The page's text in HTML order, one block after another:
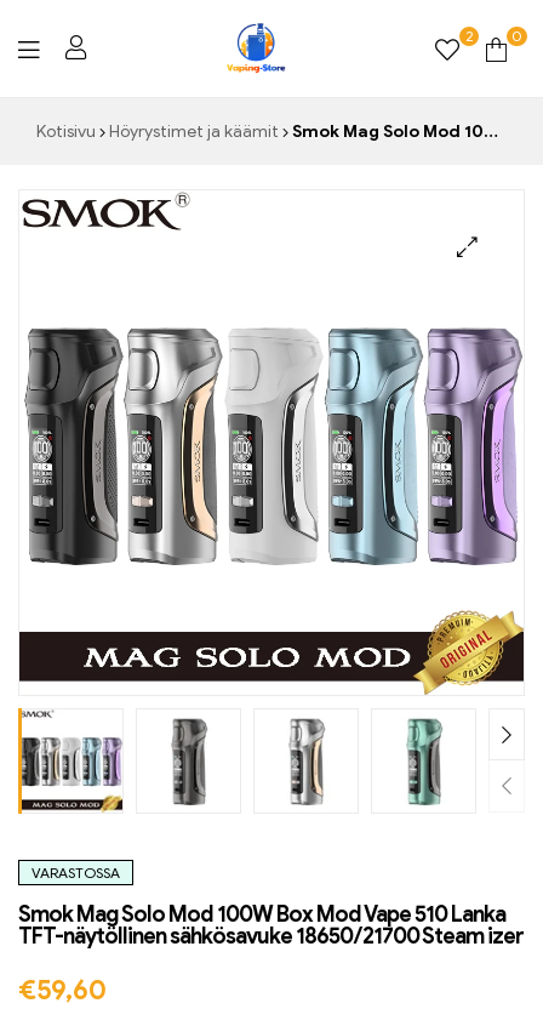
2 0
Kotisivu Höyrystimet ja käämit Smok Mag Solo Mod 100W Box Mod Vape 510 Lanka TFT-näytöllinen sähkösavuke 18650/21700 Steam izer
VARASTOSSA
Smok Mag Solo Mod 100W Box Mod Vape 510 Lanka
TFT-näytöllinen sähkösavuke 18650/21700 Steam izer
€59,60